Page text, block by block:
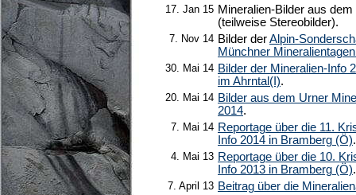
17. Jan 15 Mineralien-Bilder aus dem
(teilweise Stereobilder).
7. Nov 14 Bilder derAlpin-
Münchner
30. Mai 14 Bilder der Mineralien-Info
im Ahrntal(I).
20. Mai 14 Bilder aus dem Urner
2014.
7. Mai 14 Reportage über die 11.
Info 2014 in Bramberg (Ö).
4. Mai 13 Reportage über die 10.
Info 2013 in Bramberg (Ö).
7. April 13 Beitrag über die